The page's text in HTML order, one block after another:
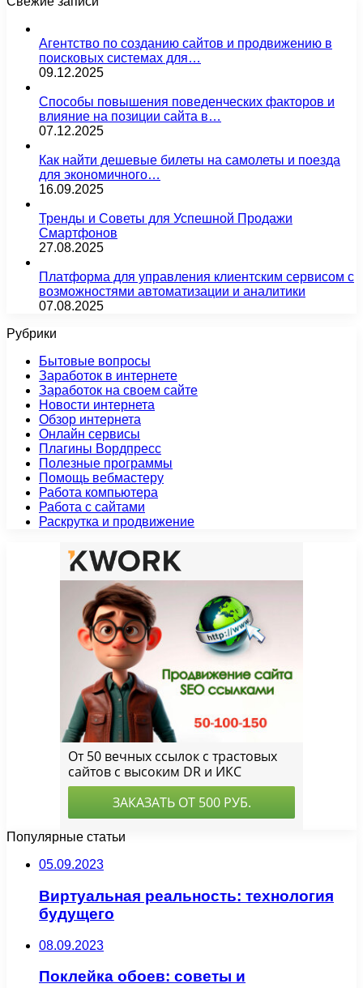
Агентство по созданию сайтов и продвижению в
поисковых системах для…
09.12.2025
Способы повышения поведенческих факторов и
влияние на позиции сайта в…
07.12.2025
Как найти дешевые билеты на самолеты и поезда
для экономичного…
16.09.2025
Тренды и Советы для Успешной Продажи
Смартфонов
27.08.2025
Платформа для управления клиентским сервисом с
возможностями автоматизации и аналитики
07.08.2025
Рубрики
Бытовые вопросы
Заработок в интернете
Заработок на своем сайте
Новости интернета
Обзор интернета
Онлайн сервисы
Плагины Вордпресс
Полезные программы
Помощь вебмастеру
Работа компьютера
Работа с сайтами
Раскрутка и продвижение
Популярные статьи
05.09.2023
Виртуальная реальность: технология
будущего
08.09.2023
Поклейка обоев: советы и